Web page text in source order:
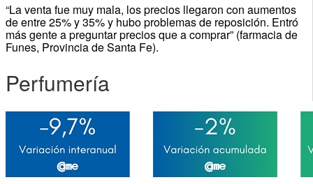
“La venta fue muy mala, los precios llegaron con aumentos
de entre 25% y 35% y hubo problemas de reposición. Entró
más gente a preguntar precios que a comprar” (farmacia de
Funes, Provincia de Santa Fe).
Perfumería